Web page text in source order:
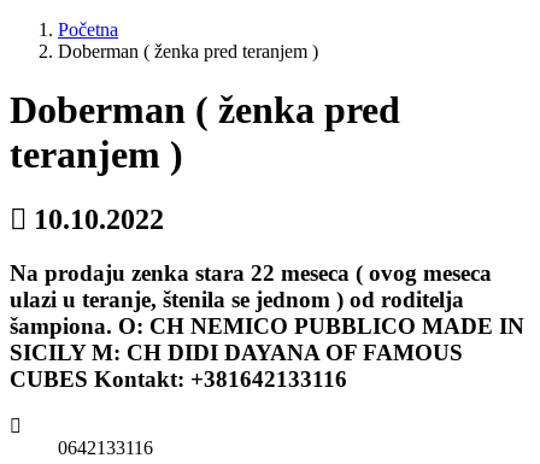
Početna
Doberman ( ženka pred teranjem )
Doberman ( ženka pred
teranjem )
10.10.2022
Na prodaju zenka stara 22 meseca ( ovog meseca
ulazi u teranje, štenila se jednom ) od roditelja
šampiona. O: CH NEMICO PUBBLICO MADE IN
SICILY M: CH DIDI DAYANA OF FAMOUS
CUBES Kontakt: +381642133116
0642133116